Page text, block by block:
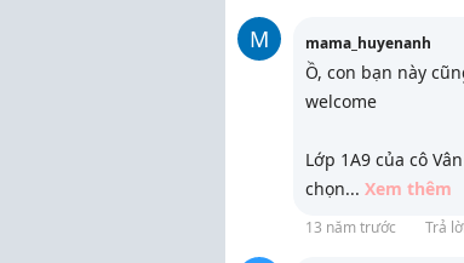
M mama_huyenanh
Ồ, con bạn này
welcome
Lớp 1A9 của cô
chọn... Xem thêm
13 năm trước Trả lời